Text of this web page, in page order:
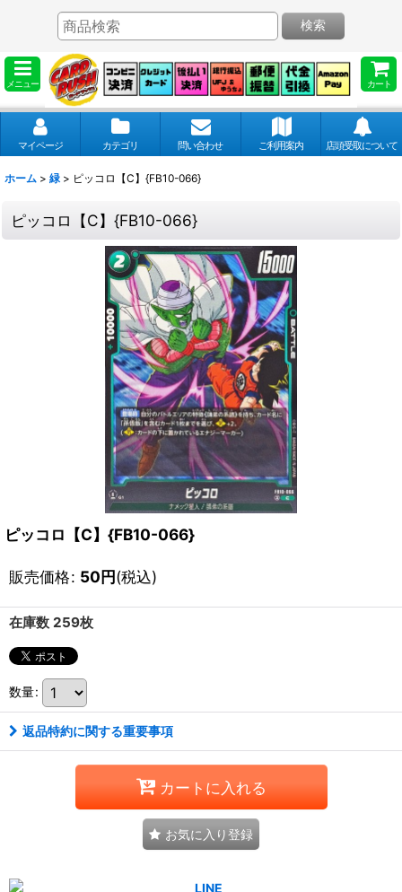
メニュー カート
検索
マイページ カテゴリ 問い合わせ ご利用案内 店頭受取について
ホーム > 緑 > ピッコロ【C】{FB10-066}
ピッコロ【C】{FB10-066}
ピッコロ【C】{FB10-066}
販売価格: 50円(税込)
在庫数 259枚
数量:
返品特約に関する重要事項
カートに入れる
お気に入り登録